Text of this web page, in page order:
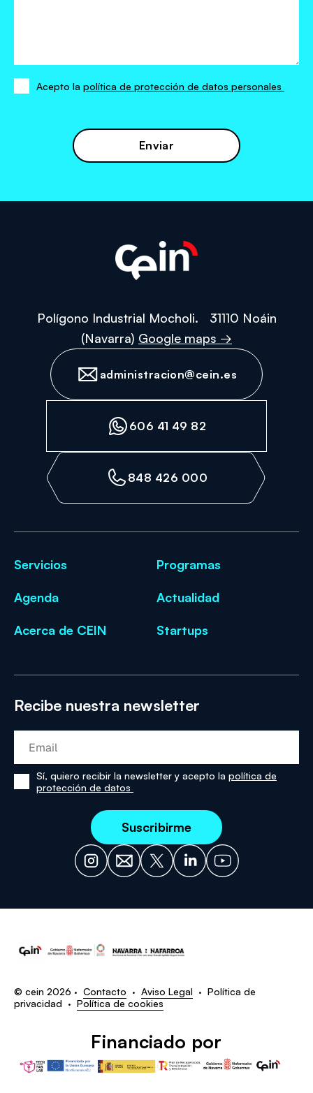
Acepto
de
Acepto la política de protección de datos personales
Polígono Industrial Mocholi. 31110 Noáin
(Navarra) Google maps →
administracion@cein.es
606 41 49 82
848 426 000
Recibe nuestra newsletter
he
Sí, quiero recibir la newsletter y acepto la política de
protección de datos
Servicios Programas
Agenda Actualidad
Acerca de CEIN Startups
© cein 2026 · Contacto · Aviso Legal · Política de
privacidad · Política de cookies
Financiado por